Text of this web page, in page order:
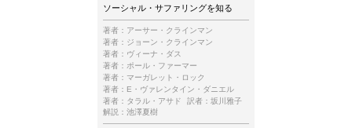
ソーシャル・サファリングを知る
著者： アーサー・クラインマン
著者： ジョーン・クラインマン
著者： ヴィーナ・ダス
著者： ポール・ファーマー
著者： マーガレット・ロック
著者： E・ヴァレンタイン・ダニエル
著者： タラル・アサド 訳者： 坂川雅子
解説： 池澤夏樹